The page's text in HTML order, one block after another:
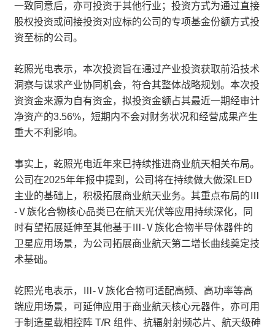
一致同意后，亦可投资于其他行业；投资方式为通过直接
股权投资或间接投资对应标的公司的专项基金份额方式投
资至标的公司。
乾照光电表示，本次投资旨在通过产业投资获取前沿技术
洞察与谋求产业协同机会，符合其整体战略规划。本次投
资资金来源为自有资金，拟投资金额占其最近一期经审计
净资产的3.56%，短期内不会对财务状况和经营成果产生
重大不利影响。
事实上，乾照光电近年来已持续推进商业航天相关布局。
公司在2025年年报中提到，公司将在持续做大做深LED
主业的基础上，积极拓展商业航天业务。其重点布局的Ⅲ
-Ⅴ族化合物核心品类已在航天光伏等应用持续深化，同
时有望拓展延伸至其他基于Ⅲ-Ⅴ族化合物半导体器件的
卫星应用场景，为公司拓展商业航天第二增长曲线奠定技
术基础。
乾照光电表示，Ⅲ-Ⅴ族化合物可适配高频、高功率等高
端应用场景，可延伸应用于商业航天核心元器件，亦可用
于制造星载相控阵 T/R 组件、抗辐射射频芯片、航天级砷